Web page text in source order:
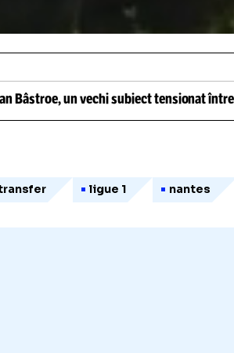
Bâstroe, un vechi subiect tensionat
ligue 1 nantes